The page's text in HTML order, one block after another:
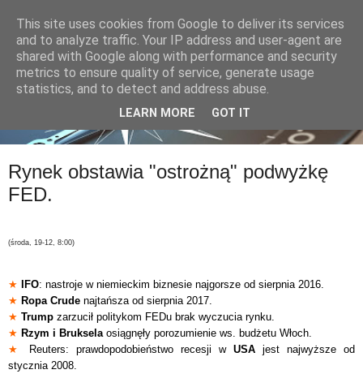
Rynek obstawia "ostrożną" podwyżkę
FED.
(środa, 19-12, 8:00)
★ IFO: nastroje w niemieckim biznesie najgorsze od sierpnia 2016.
★ Ropa Crude najtańsza od sierpnia 2017.
★ Trump zarzucił politykom FEDu brak wyczucia rynku.
★ Rzym i Bruksela osiągnęły porozumienie ws. budżetu Włoch.
★
Reuters: prawdopodobieństwo recesji w USA jest najwyższe od
stycznia 2008.
This site uses cookies from Google to deliver its services
and to analyze traffic. Your IP address and user-agent are
shared with Google along with performance and security
metrics to ensure quality of service, generate usage
statistics, and to detect and address abuse.
LEARN MORE GOT IT